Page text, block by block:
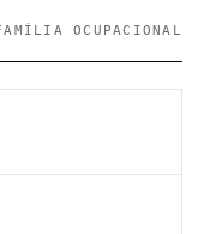
OCUPACIONAL